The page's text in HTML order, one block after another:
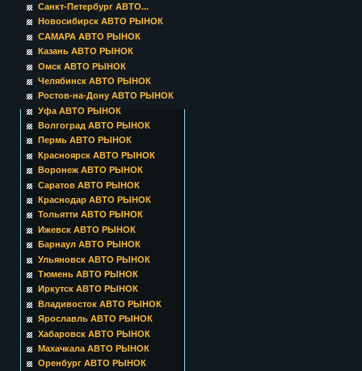
Санкт-Петербург АВТО...
Новосибирск АВТО РЫНОК
САМАРА АВТО РЫНОК
Казань АВТО РЫНОК
Омск АВТО РЫНОК
Челябинск АВТО РЫНОК
Ростов-на-Дону АВТО РЫНОК
Уфа АВТО РЫНОК
Волгоград АВТО РЫНОК
Пермь АВТО РЫНОК
Красноярск АВТО РЫНОК
Воронеж АВТО РЫНОК
Саратов АВТО РЫНОК
Краснодар АВТО РЫНОК
Тольятти АВТО РЫНОК
Ижевск АВТО РЫНОК
Барнаул АВТО РЫНОК
Ульяновск АВТО РЫНОК
Тюмень АВТО РЫНОК
Иркутск АВТО РЫНОК
Владивосток АВТО РЫНОК
Ярославль АВТО РЫНОК
Хабаровск АВТО РЫНОК
Махачкала АВТО РЫНОК
Оренбург АВТО РЫНОК